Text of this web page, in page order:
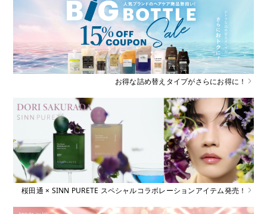
お得な詰め替えタイプがさらにお得に！
桜田通 × SINN PURETE スペシャルコラボレーションアイテム発売！